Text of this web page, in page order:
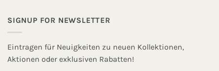
SIGNUP FOR NEWSLETTER
Eintragen für Neuigkeiten zu neuen Kollektionen,
Aktionen oder exklusiven Rabatten!